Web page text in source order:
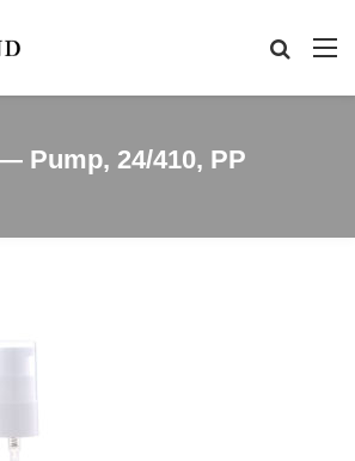
Pump, 24/410, PP